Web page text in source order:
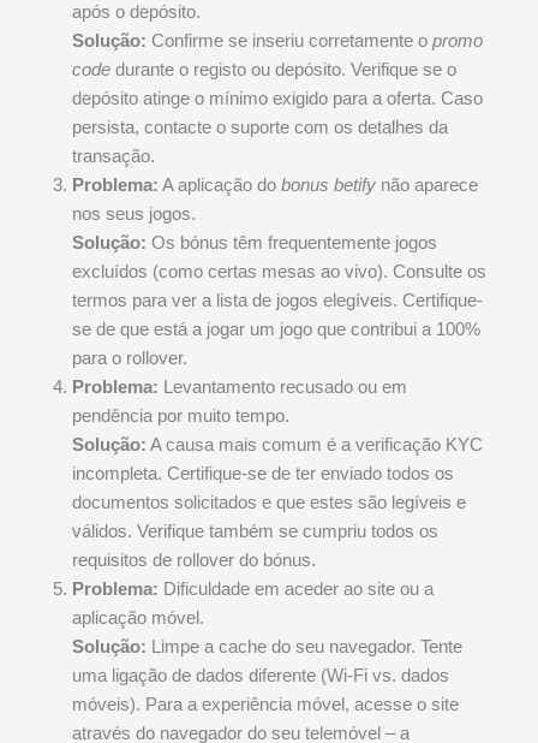
após o depósito.
Solução: Confirme se inseriu corretamente o promo
code durante o registo ou depósito. Verifique se o
depósito atinge o mínimo exigido para a oferta. Caso
persista, contacte o suporte com os detalhes da
transação.
Problema: A aplicação do bonus betify não aparece
nos seus jogos.
Solução: Os bónus têm frequentemente jogos
excluídos (como certas mesas ao vivo). Consulte os
termos para ver a lista de jogos elegíveis. Certifique-
se de que está a jogar um jogo que contribui a 100%
para o rollover.
Problema: Levantamento recusado ou em
pendência por muito tempo.
Solução: A causa mais comum é a verificação KYC
incompleta. Certifique-se de ter enviado todos os
documentos solicitados e que estes são legíveis e
válidos. Verifique também se cumpriu todos os
requisitos de rollover do bónus.
Problema: Dificuldade em aceder ao site ou a
aplicação móvel.
Solução: Limpe a cache do seu navegador. Tente
uma ligação de dados diferente (Wi-Fi vs. dados
móveis). Para a experiência móvel, acesse o site
através do navegador do seu telemóvel – a